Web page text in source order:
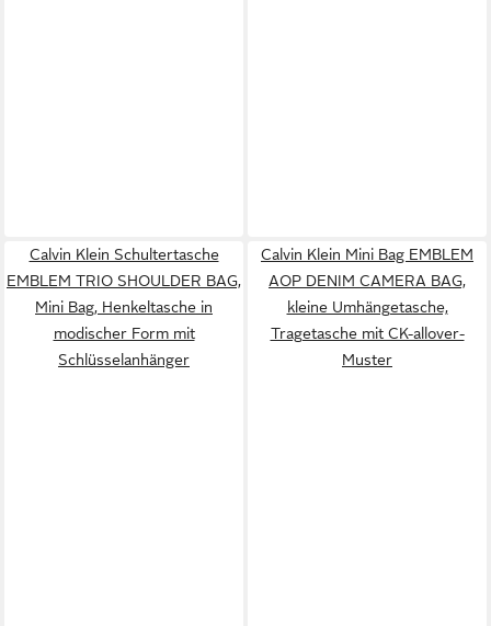
Calvin Klein Schultertasche
EMBLEM TRIO SHOULDER BAG,
Mini Bag, Henkeltasche in
modischer Form mit
Schlüsselanhänger
Calvin Klein Mini Bag EMBLEM
AOP DENIM CAMERA BAG,
kleine Umhängetasche,
Tragetasche mit CK-allover-
Muster